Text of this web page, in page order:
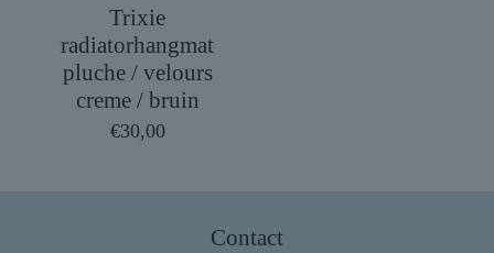
Trixie
radiatorhangmat
pluche / velours
creme / bruin
€30,00
Contact